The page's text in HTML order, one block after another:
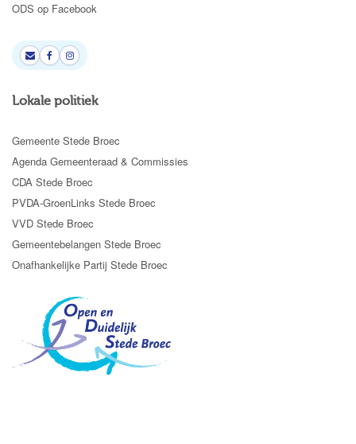
ODS op Facebook
Lokale politiek
Gemeente Stede Broec
Agenda Gemeenteraad & Commissies
CDA Stede Broec
PVDA-GroenLinks Stede Broec
VVD Stede Broec
Gemeentebelangen Stede Broec
Onafhankelijke Partij Stede Broec